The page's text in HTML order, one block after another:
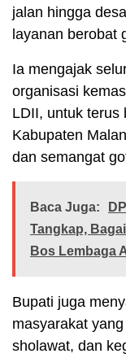
jalan hingga
layanan berobat
Ia mengajak
organisasi
LDII, untuk terus
Kabupaten
dan semangat
Baca Juga:
Tangkap,
Bos Lembaga
Bupati juga
masyarakat
sholawat, dan